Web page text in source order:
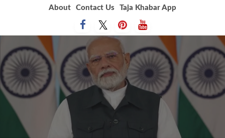
About Contact Us Taja Khabar App